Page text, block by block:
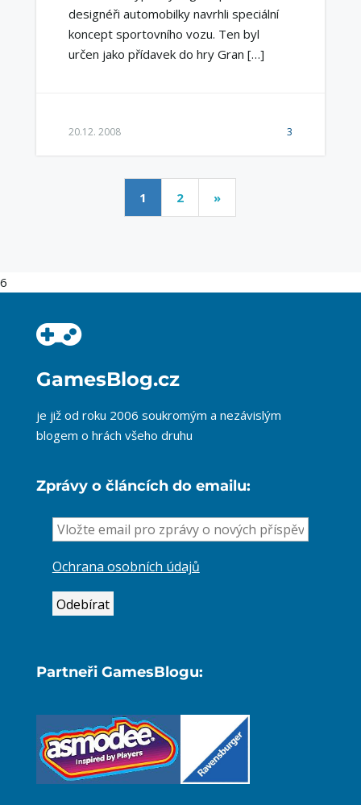
designéři automobilky navrhli speciální
koncept sportovního vozu. Ten byl
určen jako přídavek do hry Gran […]
20.12. 2008 3
1 2 »
6
GamesBlog.cz
je již od roku 2006 soukromým a nezávislým
blogem o hrách všeho druhu
Zprávy o článcích do emailu:
Ochrana osobních údajů
Partneři GamesBlogu: